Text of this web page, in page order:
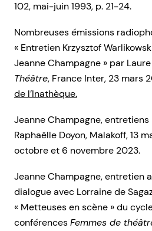
102, mai-juin 1993, p. 21-24.
Nombreuses émissions
« Entretien Krzysztof
Jeanne Champagne » par
Théâtre, France Inter, 23 mars
de l’Inathèque.
Jeanne Champagne,
Raphaëlle Doyon, Malakoff, 13
octobre et 6 novembre 2023.
Jeanne Champagne, entretien
dialogue avec Lorraine de
« Metteuses en scène » du
conférencesFemmes de